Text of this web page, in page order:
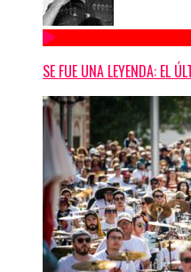
SE FUE UNA LEYENDA: EL